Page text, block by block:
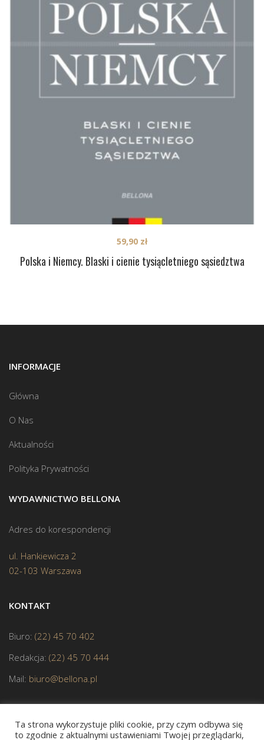
Polska i Niemcy. Blaski i cienie tysiącletniego sąsiedztwa
59,90 zł
INFORMACJE
Główna
O Nas
Aktualności
Polityka Prywatności
WYDAWNICTWO BELLONA
Adres do korespondencji
ul. Hankiewicza 2
02-103 Warszawa
KONTAKT
Biuro: (22) 45 70 402
Redakcja: (22) 45 70 444
Mail: biuro@bellona.pl
Ta strona wykorzystuje pliki cookie, przy czym odbywa się
to zgodnie z aktualnymi ustawieniami Twojej przeglądarki,